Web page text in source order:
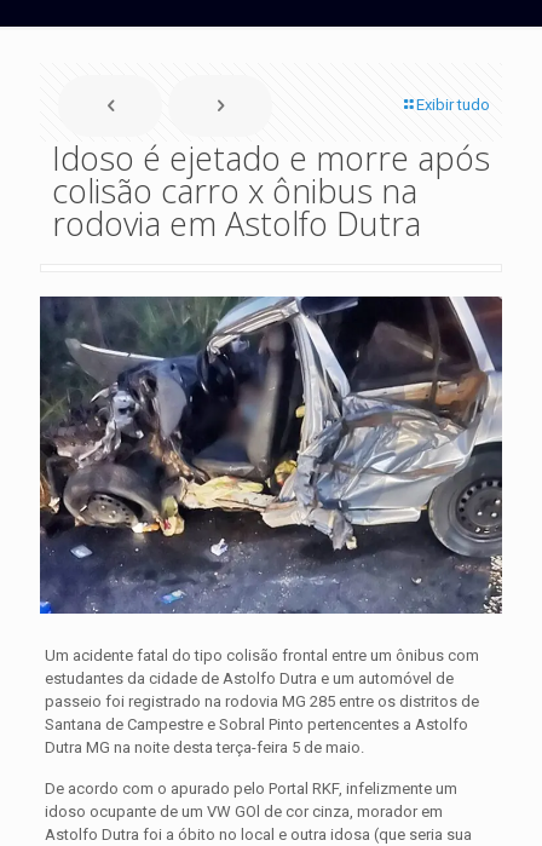
Exibir tudo
Idoso é ejetado e morre após
colisão carro x ônibus na
rodovia em Astolfo Dutra
Um acidente fatal do tipo colisão frontal entre um ônibus com
estudantes da cidade de Astolfo Dutra e um automóvel de
passeio foi registrado na rodovia MG 285 entre os distritos de
Santana de Campestre e Sobral Pinto pertencentes a Astolfo
Dutra MG na noite desta terça-feira 5 de maio.
De acordo com o apurado pelo Portal RKF, infelizmente um
idoso ocupante de um VW GOl de cor cinza, morador em
Astolfo Dutra foi a óbito no local e outra idosa (que seria sua